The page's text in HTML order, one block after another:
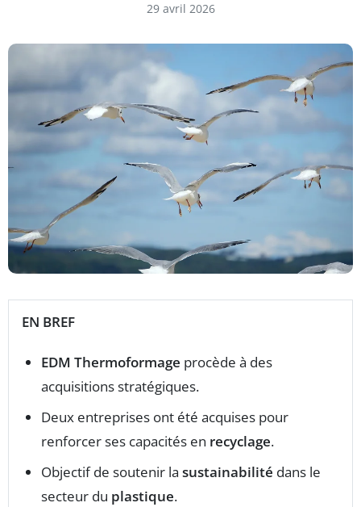
29 avril 2026
EN BREF
EDM Thermoformage procède à des
acquisitions stratégiques.
Deux entreprises ont été acquises pour
renforcer ses capacités en recyclage.
Objectif de soutenir la sustainabilité dans le
secteur du plastique.